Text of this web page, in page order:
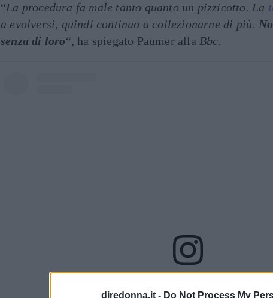
diredonna.it - Do Not Process My
“La procedura fa male tanto quanto un pizzicotto. La
a evolversi, quindi continuo a collezionarne di più.
senza di loro“, ha spiegato Paumer alla Bbc.